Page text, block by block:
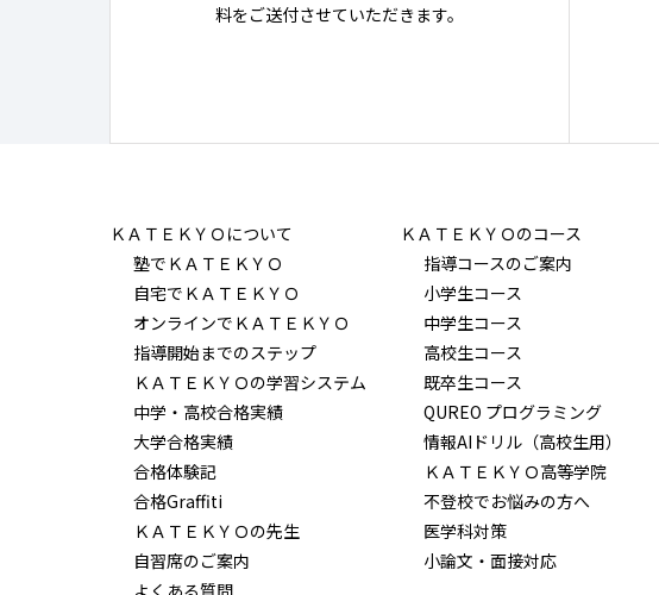
料をご送付させていただきます。
ＫＡＴＥＫＹＯについて
塾でＫＡＴＥＫＹＯ
自宅でＫＡＴＥＫＹＯ
オンラインでＫＡＴＥＫＹＯ
指導開始までのステップ
ＫＡＴＥＫＹＯの学習システム
中学・高校合格実績
大学合格実績
合格体験記
合格Graffiti
ＫＡＴＥＫＹＯの先生
自習席のご案内
よくある質問
ＫＡＴＥＫＹＯのコース
指導コースのご案内
小学生コース
中学生コース
高校生コース
既卒生コース
QUREO プログラミング
情報AIドリル（高校生用）
ＫＡＴＥＫＹＯ高等学院
不登校でお悩みの方へ
医学科対策
小論文・面接対応